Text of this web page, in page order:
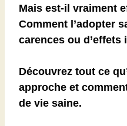
Mais est-il vraiment
Comment l’adopter
carences ou d’effets
Découvrez tout ce
approche et
de vie saine.